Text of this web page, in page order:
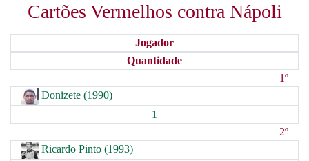
Cartões Vermelhos contra Nápoli
Jogador
Quantidade
1º
Donizete (1990)
1
2º
Ricardo Pinto (1993)